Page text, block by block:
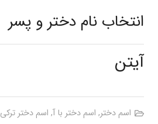
انتخاب نام دختر و پسر
آیتن
اسم دختر, اسم دختر با آ, اسم دختر ترکی